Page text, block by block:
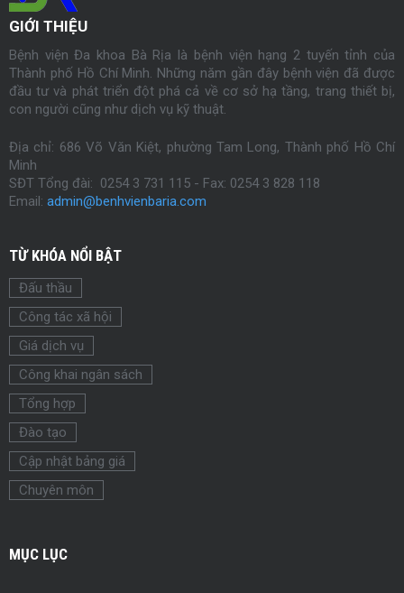
GIỚI THIỆU
Bệnh viện Đa khoa Bà Rịa là bệnh viện hạng 2 tuyến tỉnh của
Thành phố Hồ Chí Minh. Những năm gần đây bệnh viện đã được
đầu tư và phát triển đột phá cả về cơ sở hạ tầng, trang thiết bị,
con người cũng như dịch vụ kỹ thuật.
Địa chỉ: 686 Võ Văn Kiệt, phường Tam Long, Thành phố Hồ Chí
Minh
SĐT Tổng đài: 0254 3 731 115 - Fax: 0254 3 828 118
Email: admin@benhvienbaria.com
TỪ KHÓA NỔI BẬT
Đấu thầu
Công tác xã hội
Giá dịch vụ
Công khai ngân sách
Tổng hợp
Đào tạo
Cập nhật bảng giá
Chuyên môn
MỤC LỤC